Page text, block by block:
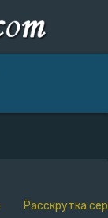
Расскрутка